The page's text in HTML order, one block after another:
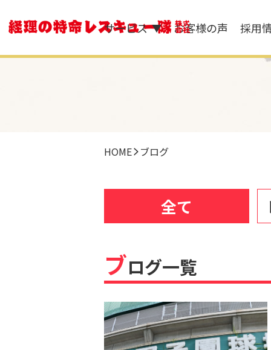
サービス ▼ お客様の声 採用
HOME ブログ
全て
ブログ一覧